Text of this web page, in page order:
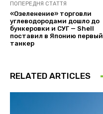
ПОПЕРЕДНЯ СТАТТЯ
«Озеленение» торговли
углеводородами дошло до
бункеровки и СУГ — Shell
поставил в Японию первый
танкер
RELATED ARTICLES